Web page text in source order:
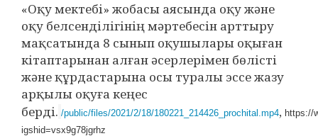
«Оқу мектебі» жобасы аясында оқу және
оқу белсенділігінің мәртебесін арттыру
мақсатында 8 сынып оқушылары оқыған
кітаптарынан алған әсерлерімен бөлісті
және құрдастарына осы туралы эссе жазу
арқылы оқуға кеңес
берді. /public/files/2021/2/18/180221_214426_prochital.mp4, https://
igshid=vsx9g78jgrhz